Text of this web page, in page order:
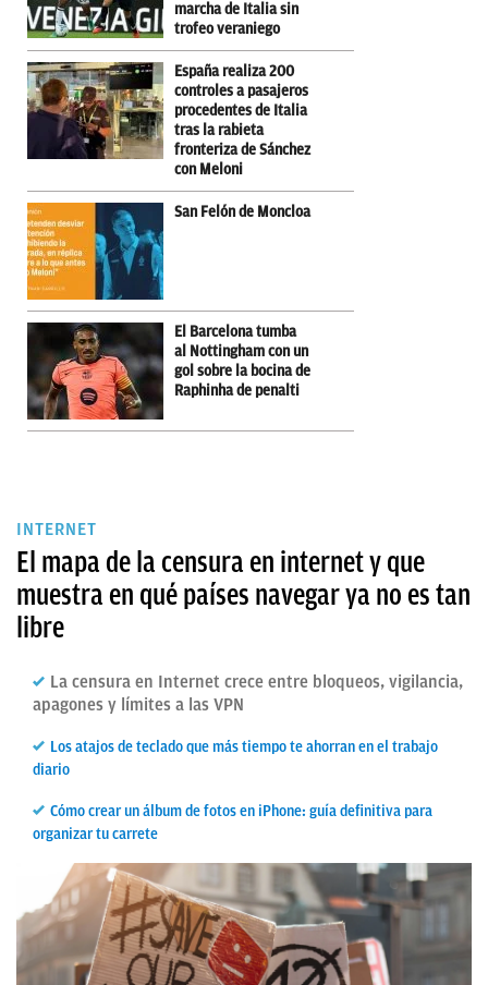
marcha de Italia sin
trofeo veraniego
España realiza 200
controles a pasajeros
procedentes de Italia
tras la rabieta
fronteriza de Sánchez
con Meloni
San Felón de Moncloa
El Barcelona tumba
al Nottingham con un
gol sobre la bocina de
Raphinha de penalti
INTERNET
El mapa de la censura en internet y que
muestra en qué países navegar ya no es tan
libre
La censura en Internet crece entre bloqueos, vigilancia,
apagones y límites a las VPN
Los atajos de teclado que más tiempo te ahorran en el trabajo
diario
Cómo crear un álbum de fotos en iPhone: guía definitiva para
organizar tu carrete